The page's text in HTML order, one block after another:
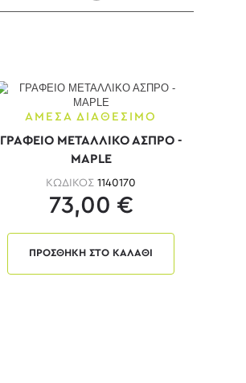
ΑΜΕΣΑ ΔΙΑΘΕΣΙΜΟ
ΓΡΑΦΕΙΟ ΜΕΤΑΛΛΙΚΟ ΑΣΠΡΟ -
MAPLE
ΚΩΔΙΚΟΣ1140170
73,00 €
ΠΡΟΣΘΗΚΗ ΣΤΟ ΚΑΛΑΘΙ